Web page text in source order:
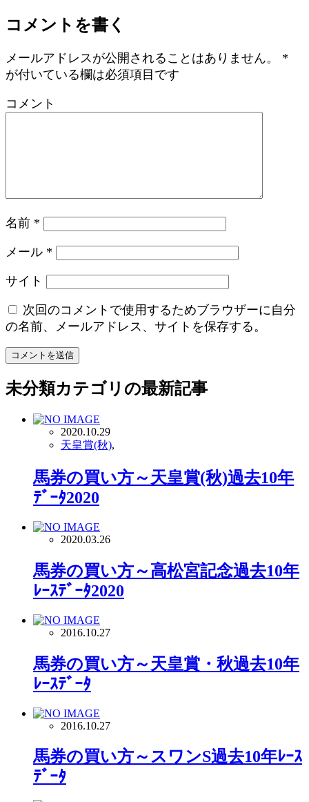
コメントを書く
メールアドレスが公開されることはありません。
*
が付いている欄は必須項目です
コメント
名前 *
メール *
サイト
次回のコメントで使用するためブラウザーに自分
の名前、メールアドレス、サイトを保存する。
未分類カテゴリの最新記事
2020.10.29
天皇賞(秋),
馬券の買い方～天皇賞(秋)過去10年
ﾃﾞｰﾀ2020
2020.03.26
馬券の買い方～高松宮記念過去10年
ﾚｰｽﾃﾞｰﾀ2020
2016.10.27
馬券の買い方～天皇賞・秋過去10年
ﾚｰｽﾃﾞｰﾀ
2016.10.27
馬券の買い方～スワンS過去10年ﾚｰｽ
ﾃﾞｰﾀ